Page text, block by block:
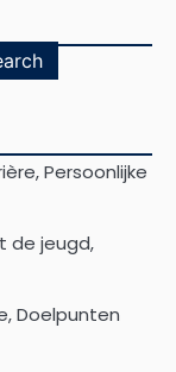
Persoonlijke
de jeugd,
Doelpunten